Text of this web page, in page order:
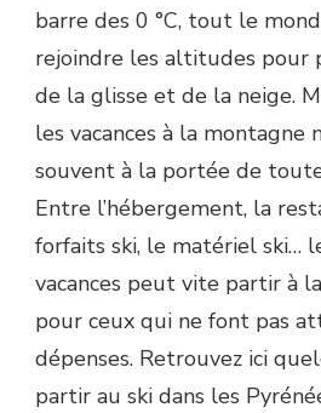
barre des 0 °C, tout le
rejoindre les altitudes pour
de la glisse et de la neige.
les vacances à la montagne
souvent à la portée de
Entre l’hébergement, la
forfaits ski, le matériel ski…
vacances peut vite partir à
pour ceux qui ne font pas
dépenses. Retrouvez ici
partir au ski dans les